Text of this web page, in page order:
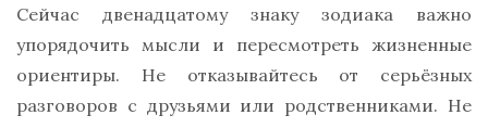
Сейчас двенадцатому знаку зодиака важно
упорядочить мысли и пересмотреть жизненные
ориентиры. Не отказывайтесь от серьёзных
разговоров с друзьями или родственниками. Не